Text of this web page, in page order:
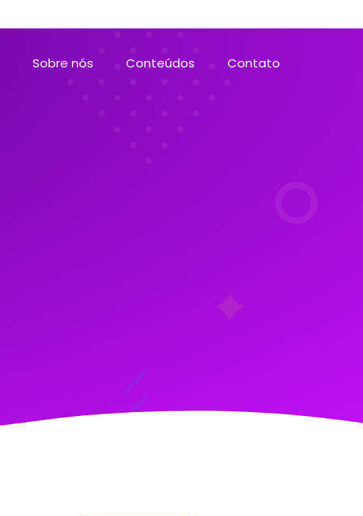
Sobre nós Conteúdos Contato